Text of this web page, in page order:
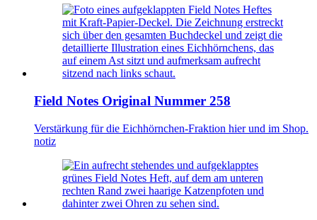
Field Notes Original Nummer 258
Verstärkung für die Eichhörnchen-Fraktion hier und im Shop.
notiz